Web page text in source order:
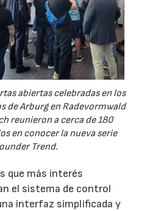
abiertas celebradas en los
de Arburg en Radevormwald
reunieron a cerca de 180
en conocer la nueva serie
Trend.
que más interés
el sistema de control
interfaz simplificada y